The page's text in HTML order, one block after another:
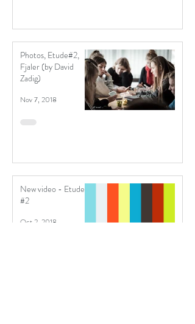
Photos, Etude#2,
Fjaler (by David
Zadig)
Nov 7, 2018
New video - Etude
#2
Oct 2, 2018